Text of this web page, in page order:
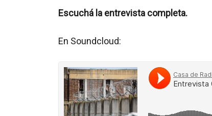
Escuchá la entrevista completa.
En Soundcloud: